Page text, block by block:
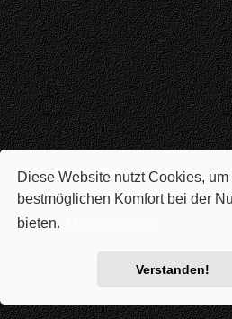
Diese Website nutzt Cookies, um
bestmöglichen Komfort bei der
bieten.
Verstanden!